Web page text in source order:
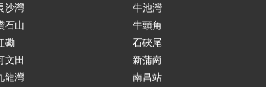
沙灣
石山
磡
文田
龍灣
牛池灣
牛頭角
石硤尾
新蒲崗
南昌站